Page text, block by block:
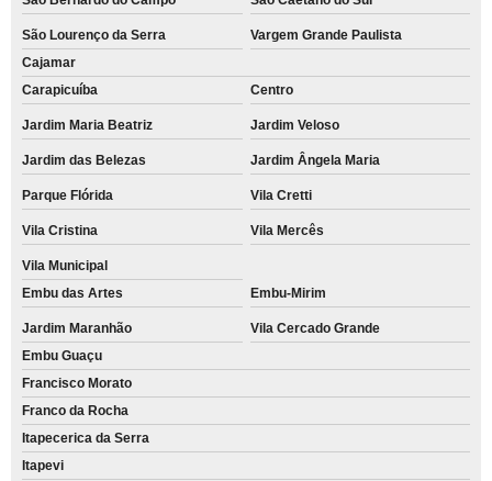
São Lourenço da Serra
Vargem Grande Paulista
Cajamar
Carapicuíba
Centro
Jardim Maria Beatriz Jardim Veloso
Jardim das Belezas Jardim Ângela Maria
Parque Flórida Vila Cretti
Vila Cristina Vila Mercês
Vila Municipal
Embu das Artes
Embu-Mirim
Jardim Maranhão
Vila Cercado Grande
Embu Guaçu
Francisco Morato
Franco da Rocha
Itapecerica da Serra
Itapevi